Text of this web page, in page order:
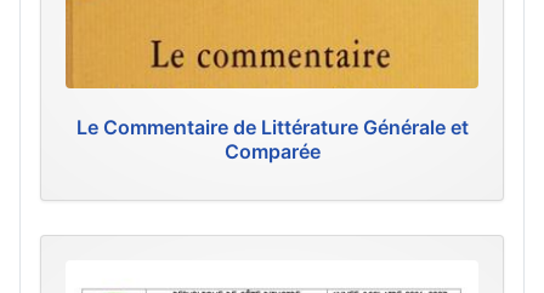
Le Commentaire de Littérature Générale et
Comparée